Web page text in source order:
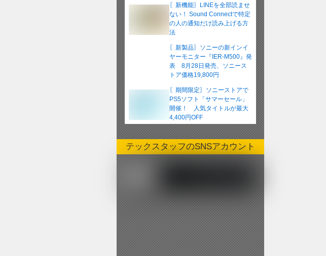
〖新機能〗LINEを全部読ませ
ない！ Sound Connectで特定
の人の通知だけ読み上げる方
法
〖新製品〗ソニーの新インイ
ヤーモニター『IER-M500』発
表 8月28日発売、ソニース
トア価格19,800円
〖期間限定〗ソニーストアで
PS5ソフト「サマーセール」
開催！ 人気タイトルが最大
4,400円OFF
テックスタッフのSNSアカウント